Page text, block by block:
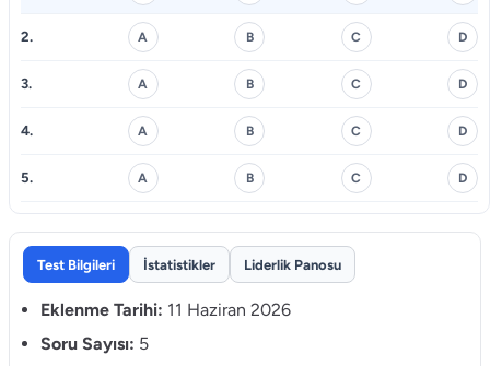
2. A B C D
3. A B C D
4. A B C D
5. A B C D
Test Bilgileri İstatistikler Liderlik Panosu
Eklenme Tarihi: 11 Haziran 2026
Soru Sayısı: 5